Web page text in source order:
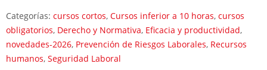
para
empresas:
curso
online
Categorías: cursos cortos, Cursos inferior a 10 horas, cursos
obligatorios, Derecho y Normativa, Eficacia y productividad,
novedades-2026, Prevención de Riesgos Laborales, Recursos
humanos, Seguridad Laboral